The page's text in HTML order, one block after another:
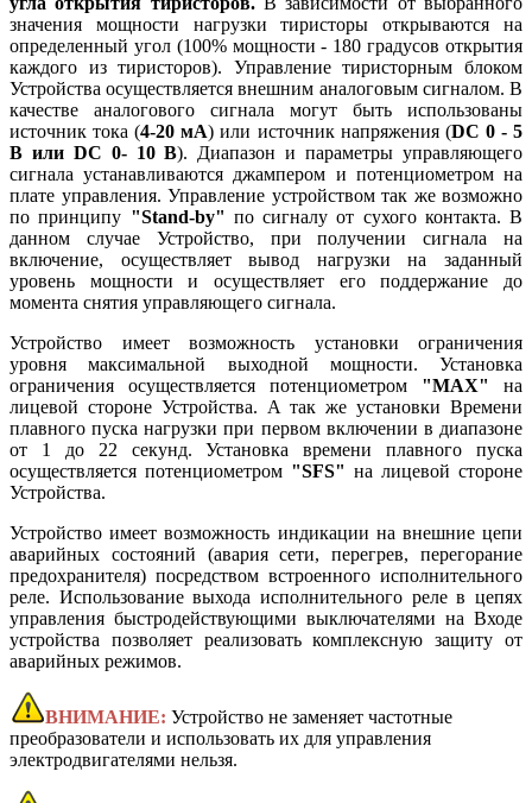
значения мощности нагрузки тиристоры открываются на
определенный угол (100% мощности - 180 градусов открытия
каждого из тиристоров). Управление тиристорным блоком
Устройства осуществляется внешним аналоговым сигналом. В
качестве аналогового сигнала могут быть использованы
источник тока (4-20 мА) или источник напряжения (DC 0 - 5
В или DC 0- 10 В). Диапазон и параметры управляющего
сигнала устанавливаются джампером и потенциометром на
плате управления. Управление устройством так же возможно
по принципу "Stand-by" по сигналу от сухого контакта. В
данном случае Устройство, при получении сигнала на
включение, осуществляет вывод нагрузки на заданный
уровень мощности и осуществляет его поддержание до
момента снятия управляющего сигнала.
Устройство имеет возможность установки ограничения
уровня максимальной выходной мощности. Установка
ограничения осуществляется потенциометром "MAX"
на
лицевой стороне Устройства. А так же установки Времени
плавного пуска нагрузки при первом включении в диапазоне
от 1 до 22 секунд. Установка времени плавного пуска
осуществляется потенциометром "SFS" на лицевой стороне
Устройства.
Устройство имеет возможность индикации на внешние цепи
аварийных состояний (авария сети, перегрев, перегорание
предохранителя) посредством встроенного исполнительного
реле. Использование выхода исполнительного реле в цепях
управления быстродействующими выключателями на Входе
устройства позволяет реализовать комплексную защиту от
аварийных режимов.
ВНИМАНИЕ: Устройство не заменяет частотные
преобразователи и использовать их для управления
электродвигателями нельзя.